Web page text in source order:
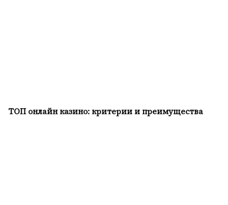
ТОП онлайн казино: критерии и преимущества